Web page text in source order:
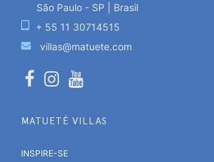
São Paulo - SP | Brasil
+ 55 11 30714515
villas@matuete.com
MATUETÉ VILLAS
INSPIRE-SE